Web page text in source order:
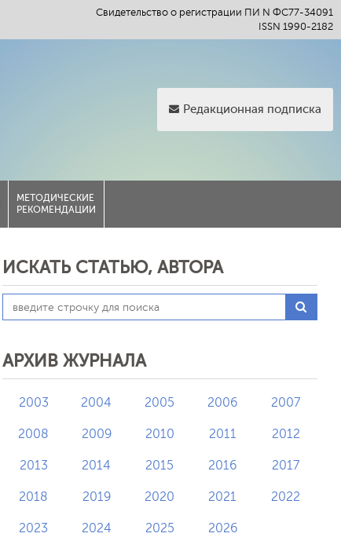
Свидетельство о регистрации ПИ N ФС77-34091
ISSN 1990-2182
Редакционная подписка
МЕТОДИЧЕСКИЕ
РЕКОМЕНДАЦИИ
ИСКАТЬ СТАТЬЮ, АВТОРА
АРХИВ ЖУРНАЛА
2003 2004 2005 2006 2007
2008 2009 2010 2011 2012
2013 2014 2015 2016 2017
2018 2019 2020 2021 2022
2023 2024 2025 2026